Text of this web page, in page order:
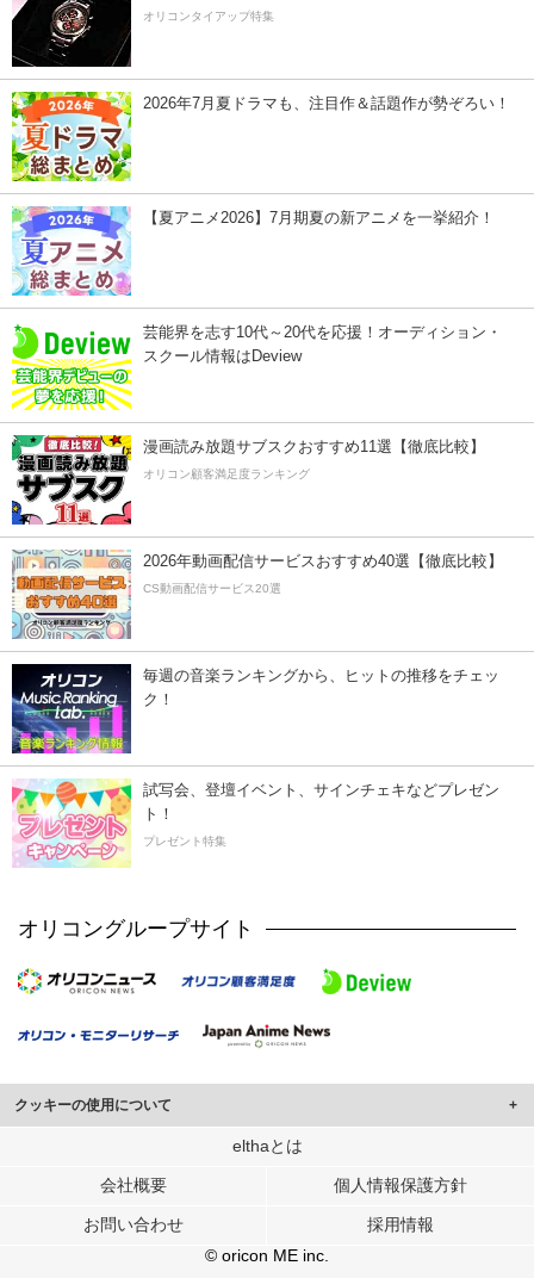
オリコンタイアップ特集
2026年7月夏ドラマも、注目作＆話題作が勢ぞろい！
【夏アニメ2026】7月期夏の新アニメを一挙紹介！
芸能界を志す10代～20代を応援！オーディション・
スクール情報はDeview
漫画読み放題サブスクおすすめ11選【徹底比較】
オリコン顧客満足度ランキング
2026年動画配信サービスおすすめ40選【徹底比較】
CS動画配信サービス20選
毎週の音楽ランキングから、ヒットの推移をチェッ
ク！
試写会、登壇イベント、サインチェキなどプレゼン
ト！
プレゼント特集
オリコングループサイト
クッキーの使用について
このサイトでは Cookie を使用して、ユーザーに合わせたコンテンツや広告の
行っています。
メディアや広告配信、データ解析の各パートナーに提供しています。
各パートナーは、この情報とユーザーが各パートナーに提供した他の情報や、
ユーザーが各パートナーのサービスを使用したときに収集した他の情報を組み
elthaとは
会社概要 個人情報保護方針
お問い合わせ
採用情報
© oricon ME inc.